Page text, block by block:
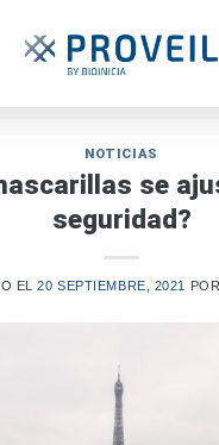
NOTICIAS
se
seguridad?
EL20 SEPTIEMBRE, 2021 POR